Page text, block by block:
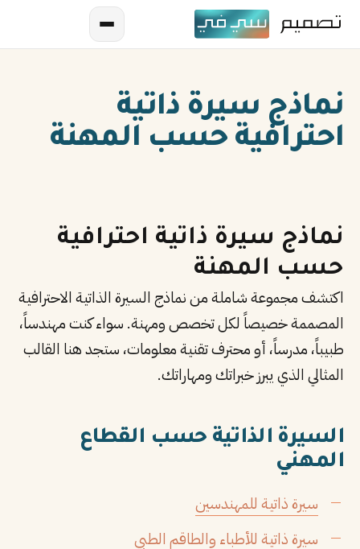
EN
IN
PT
TR
نماذج سيرة ذاتية
احترافية حسب المهنة
نماذج سيرة ذاتية احترافية
حسب المهنة
اكتشف مجموعة شاملة من نماذج السيرة الذاتية الاحترافية
المصممة خصيصاً لكل تخصص ومهنة. سواء كنت مهندساً،
طبيباً، مدرساً، أو محترف تقنية معلومات، ستجد هنا القالب
المثالي الذي يبرز خبراتك ومهاراتك.
السيرة الذاتية حسب القطاع
المهني
سيرة ذاتية للمهندسين
سيرة ذاتية للأطباء والطاقم الطبي